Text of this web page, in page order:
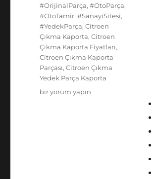
#OrijinalParça,#OtoParça,
#OtoTamir,#SanayiSitesi,
#YedekParça,Citroen
Çıkma Kaporta,Citroen
Çıkma Kaporta Fiyatları,
Citroen Çıkma Kaporta
Parçası,Citroen Çıkma
Yedek Parça Kaporta
Citroen
bir yorum yapın